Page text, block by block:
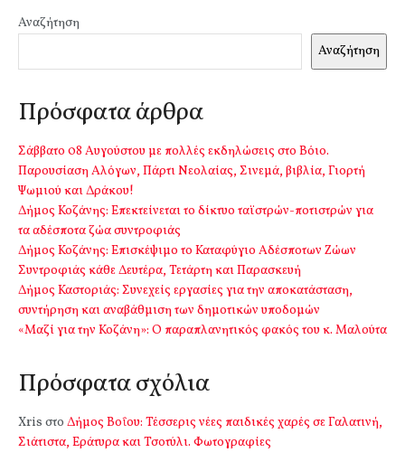
Αναζήτηση
Αναζήτηση
Πρόσφατα άρθρα
Σάββατο 08 Αυγούστου με πολλές εκδηλώσεις στο Βόιο.
Παρουσίαση Αλόγων, Πάρτι Νεολαίας, Σινεμά, βιβλία, Γιορτή
Ψωμιού και Δράκου!
Δήμος Κοζάνης: Επεκτείνεται το δίκτυο ταϊστρών-ποτιστρών για
τα αδέσποτα ζώα συντροφιάς
Δήμος Κοζάνης: Επισκέψιμο το Καταφύγιο Αδέσποτων Ζώων
Συντροφιάς κάθε Δευτέρα, Τετάρτη και Παρασκευή
Δήμος Καστοριάς: Συνεχείς εργασίες για την αποκατάσταση,
συντήρηση και αναβάθμιση των δημοτικών υποδομών
«Μαζί για την Κοζάνη»: Ο παραπλανητικός φακός του κ. Μαλούτα
Πρόσφατα σχόλια
Xris στο Δήμος Βοΐου: Τέσσερις νέες παιδικές χαρές σε Γαλατινή,
Σιάτιστα, Εράτυρα και Τσοτύλι. Φωτογραφίες